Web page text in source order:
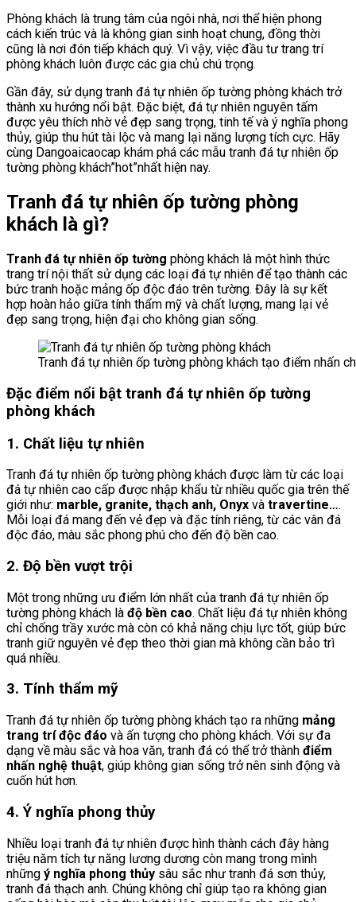
Phòng khách là trung tâm của ngôi nhà, nơi thể hiện phong
cách kiến trúc và là không gian sinh hoạt chung, đồng thời
cũng là nơi đón tiếp khách quý. Vì vậy, việc đầu tư trang trí
phòng khách luôn được các gia chủ chú trọng.
Gần đây, sử dụng tranh đá tự nhiên ốp tường phòng khách trở
thành xu hướng nổi bật. Đặc biệt, đá tự nhiên nguyên tấm
được yêu thích nhờ vẻ đẹp sang trọng, tinh tế và ý nghĩa phong
thủy, giúp thu hút tài lộc và mang lại năng lượng tích cực. Hãy
cùng Dangoaicaocap khám phá các mẫu tranh đá tự nhiên ốp
tường phòng khách”hot”nhất hiện nay.
Tranh đá tự nhiên ốp tường phòng
khách là gì?
Tranh đá tự nhiên ốp tường phòng khách là một hình thức
trang trí nội thất sử dụng các loại đá tự nhiên để tạo thành các
bức tranh hoặc mảng ốp độc đáo trên tường. Đây là sự kết
hợp hoàn hảo giữa tính thẩm mỹ và chất lượng, mang lại vẻ
đẹp sang trọng, hiện đại cho không gian sống.
Tranh đá tự nhiên ốp tường phòng khách tạo điểm nhấn
Đặc điểm nổi bật tranh đá tự nhiên ốp tường
phòng khách
1. Chất liệu tự nhiên
Tranh đá tự nhiên ốp tường phòng khách được làm từ các loại
đá tự nhiên cao cấp được nhập khẩu từ nhiều quốc gia trên thế
giới như: marble, granite, thạch anh, Onyx và travertine….
Mỗi loại đá mang đến vẻ đẹp và đặc tính riêng, từ các vân đá
độc đáo, màu sắc phong phú cho đến độ bền cao.
2. Độ bền vượt trội
Một trong những ưu điểm lớn nhất của tranh đá tự nhiên ốp
tường phòng khách là độ bền cao. Chất liệu đá tự nhiên không
chỉ chống trầy xước mà còn có khả năng chịu lực tốt, giúp bức
tranh giữ nguyên vẻ đẹp theo thời gian mà không cần bảo trì
quá nhiều.
3. Tính thẩm mỹ
Tranh đá tự nhiên ốp tường phòng khách tạo ra những mảng
trang trí độc đáo và ấn tượng cho phòng khách. Với sự đa
dạng về màu sắc và hoa văn, tranh đá có thể trở thành điểm
nhấn nghệ thuật, giúp không gian sống trở nên sinh động và
cuốn hút hơn.
4. Ý nghĩa phong thủy
Nhiều loại tranh đá tự nhiên được hình thành cách đây hàng
triệu năm tích tự năng lương dương còn mang trong mình
những ý nghĩa phong thủy sâu sắc như tranh đá sơn thủy,
tranh đá thạch anh. Chúng không chỉ giúp tạo ra không gian